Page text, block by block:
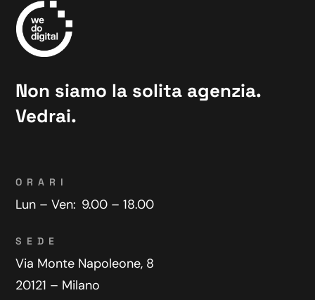
Non siamo la solita agenzia.
Vedrai.
ORARI
Lun – Ven: 9.00 – 18.00
SEDE
Via Monte Napoleone, 8
20121 – Milano